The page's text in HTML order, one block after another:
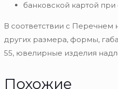
банковской картой
В соответствии с Перечнем
других размера, формы,
55, ювелирные изделия
Похожие